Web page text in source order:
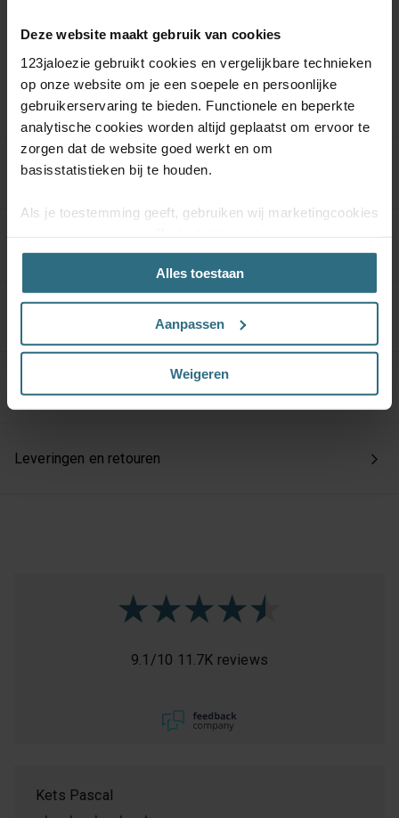
Deze website maakt gebruik van cookies
123jaloezie gebruikt cookies en vergelijkbare technieken
op onze website om je een soepele en persoonlijke
gebruikerservaring te bieden. Functionele en beperkte
analytische cookies worden altijd geplaatst om ervoor te
zorgen dat de website goed werkt en om
basisstatistieken bij te houden.
Als je toestemming geeft, gebruiken wij marketingcookies
(prestatiegerichte marketingcookies) en content op jouw
voorkeuren af te stemmen (advertentie- en
socialmediacookies). Deze cookies kunnen we inzetten
voor advertentie personalisaties. Met deze cookies
kunnen wij en derde partijen uw gedrag op onze website
onze cookie- en privacyverklaring.
we enkel de functionele en beperkte analytische cookies
Alles toestaan
Aanpassen
Weigeren
Meer informatie
Product specificaties
Leveringen en retouren
9.1 /10 11.7K reviews
Kets Pascal